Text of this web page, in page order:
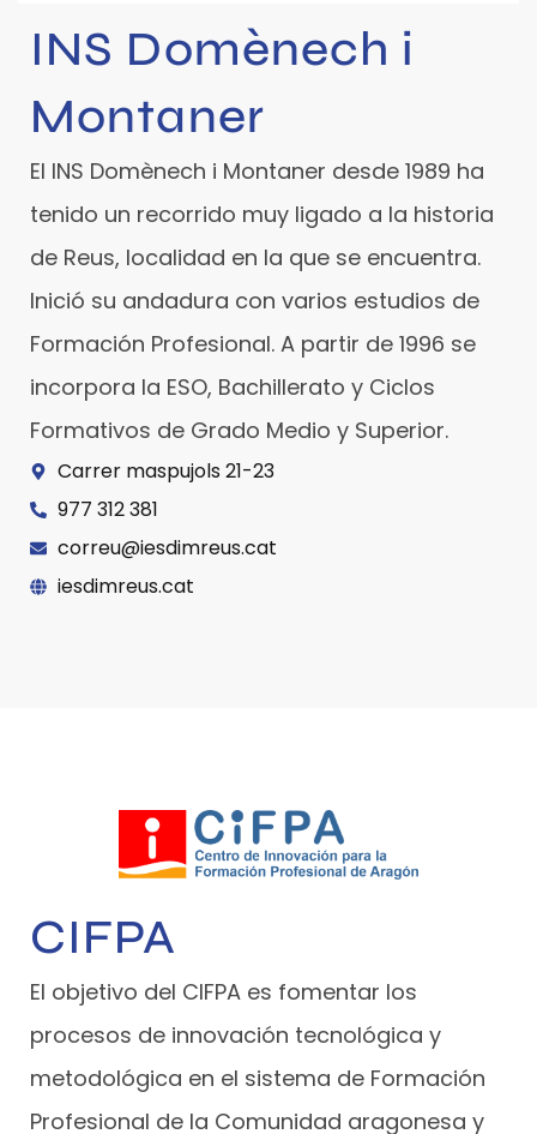
INS Domènech i
Montaner
El INS Domènech i Montaner desde 1989 ha
tenido un recorrido muy ligado a la historia
de Reus, localidad en la que se encuentra.
Inició su andadura con varios estudios de
Formación Profesional. A partir de 1996 se
incorpora la ESO, Bachillerato y Ciclos
Formativos de Grado Medio y Superior.
Carrer maspujols 21-23
977 312 381
correu@iesdimreus.cat
iesdimreus.cat
CIFPA
El objetivo del CIFPA es fomentar los
procesos de innovación tecnológica y
metodológica en el sistema de Formación
Profesional de la Comunidad aragonesa y